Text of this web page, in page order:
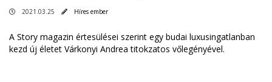
2021.03.25 Híres ember
A Story magazin értesülései szerint egy budai luxusingatlanban
kezd új életet Várkonyi Andrea titokzatos vőlegényével.